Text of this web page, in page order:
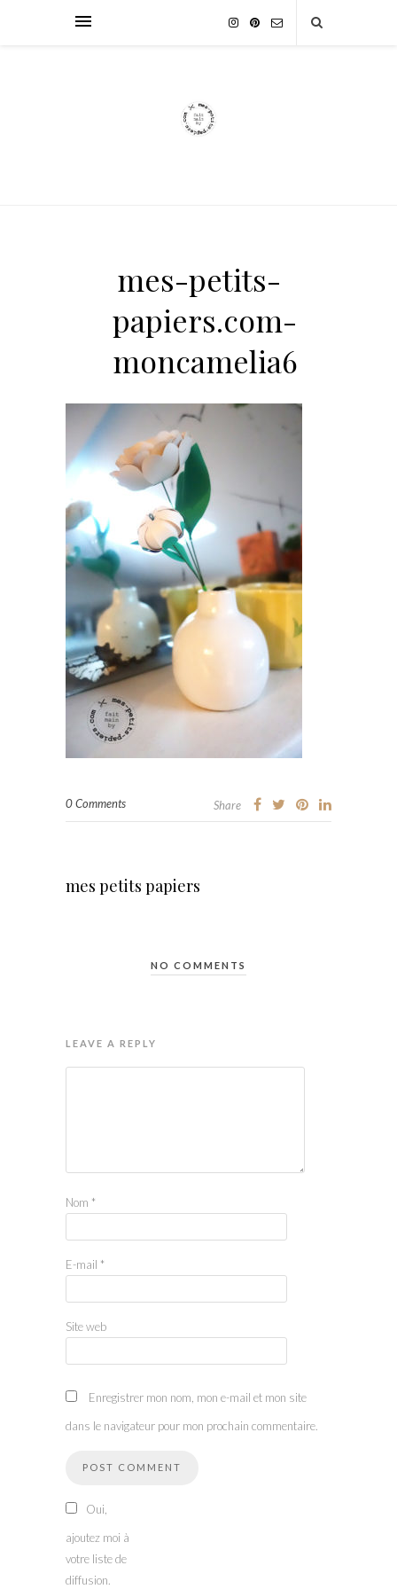
mes-petits-
papiers.com-
moncamelia6
0 Comments Share
mes petits papiers
NO COMMENTS
LEAVE A REPLY
Nom *
E-mail *
Site web
Enregistrer mon nom, mon e-mail et mon site
dans le navigateur pour mon prochain commentaire.
Oui,
ajoutez moi à
votre liste de
diffusion.